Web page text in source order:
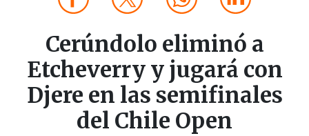
Cerúndolo eliminó a
Etcheverry y jugará con
Djere en las semifinales
del Chile Open